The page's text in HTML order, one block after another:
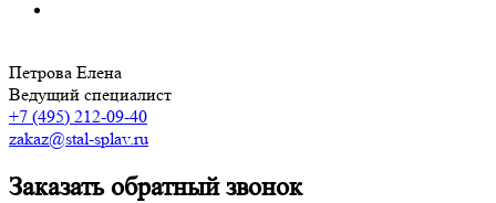
Петрова Елена
Ведущий специалист
+7 (495) 212-09-40
zakaz@stal-splav.ru
Заказать обратный звонок